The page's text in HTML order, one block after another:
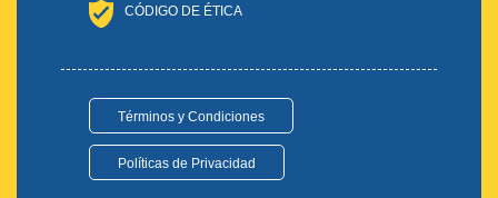
CÓDIGO DE ÉTICA
Términos y Condiciones
Políticas de Privacidad